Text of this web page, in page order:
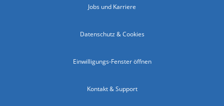
Jobs und Karriere
Datenschutz & Cookies
Einwilligungs-Fenster öffnen
Kontakt & Support